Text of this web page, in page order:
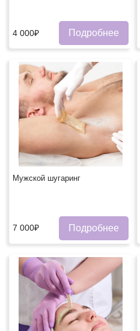
4 000₽ Подробнее
Мужской шугаринг
7 000₽ Подробнее